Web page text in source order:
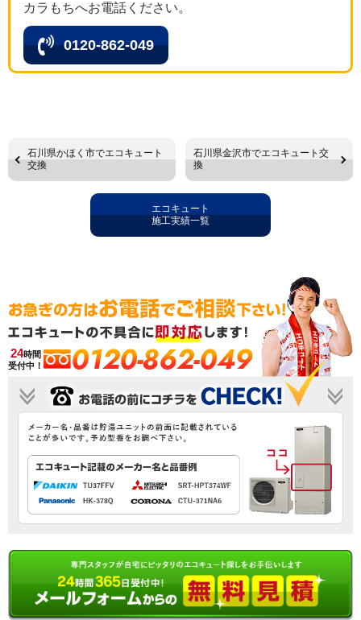
カラもちへお電話ください。
0120-862-049
石川県かほく市でエコキュート
交換
石川県金沢市でエコキュート交
換
エコキュート
施工実績一覧
24時間
受付中！
0120-862-049